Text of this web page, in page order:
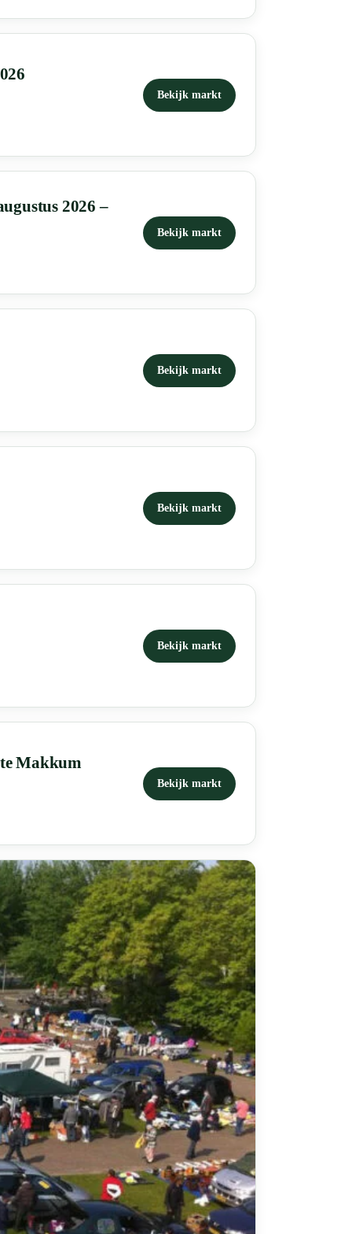
Bekijk markt
2026 –
Bekijk markt
Bekijk markt
Bekijk markt
Bekijk markt
Makkum
Bekijk markt